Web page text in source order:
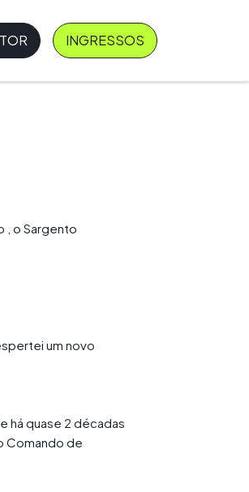
INGRESSOS
, o Sargento
um novo
há quase 2 décadas
Comando de